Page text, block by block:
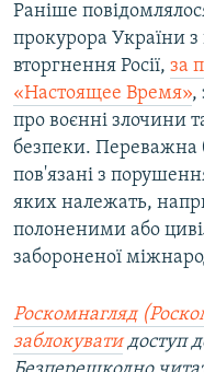
Раніше
прокурора України
вторгнення Росії, за
«Настоящее Время»,
про воєнні злочини
безпеки. Переважна
пов'язані з
яких належать,
полоненими або
забороненої
Роскомнагляд
заблокуватидоступ